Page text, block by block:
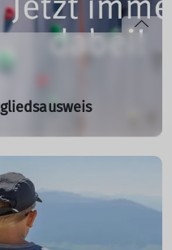
auch in digitaler
DAV-Mitglied alle
Smartphone dabei.